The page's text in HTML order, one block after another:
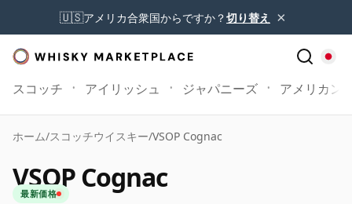
🇺🇸アメリカ合衆国からですか？切り替え ×
スコッチ アイリッシュ ジャパニーズ アメリカン
ホーム/スコッチウイスキー/VSOP Cognac
VSOP Cognac
最新価格